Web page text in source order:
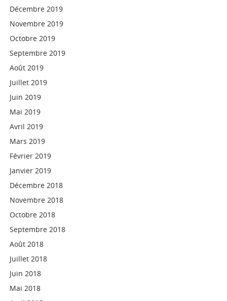
Décembre 2019
Novembre 2019
Octobre 2019
Septembre 2019
Août 2019
Juillet 2019
Juin 2019
Mai 2019
Avril 2019
Mars 2019
Février 2019
Janvier 2019
Décembre 2018
Novembre 2018
Octobre 2018
Septembre 2018
Août 2018
Juillet 2018
Juin 2018
Mai 2018